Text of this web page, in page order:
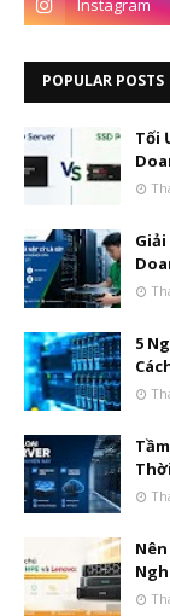
POPULAR POSTS
Tối
5